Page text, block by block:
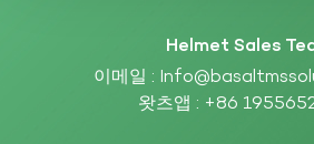
Helmet Sales
이메일 :
왓츠앱 : +86